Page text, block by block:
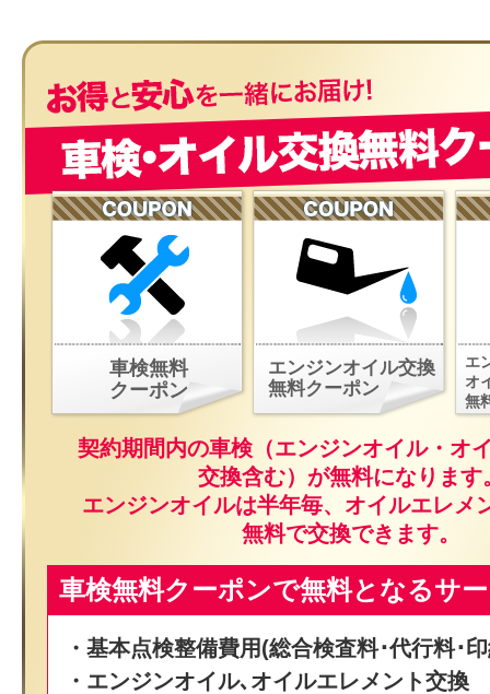
車検無料
クーポン
エンジンオイル交換
無料クーポン
エ
オ
無
契約期間内の車検（エンジンオイル・オ
交換含む）が無料になります
エンジンオイルは半年毎、オイルエレメ
無料で交換できます。
車検無料クーポンで無料となるサ
・基本点検整備費用(総合検査料･代行料･
・エンジンオイル､オイルエレメント交換